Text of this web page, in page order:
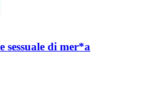
sessuale di mer*a